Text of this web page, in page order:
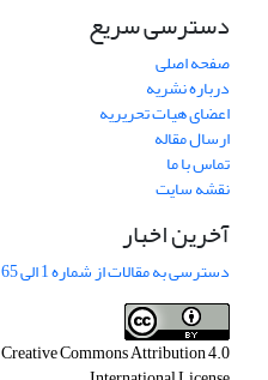
دسترسی سریع
صفحه اصلی
درباره نشریه
اعضای هیات تحریریه
ارسال مقاله
تماس با ما
نقشه سایت
آخرین اخبار
دسترسی به مقالات از شماره 1 الی 65 پژوهشهای جغرافیایی
Creative Commons Attribution 4.0